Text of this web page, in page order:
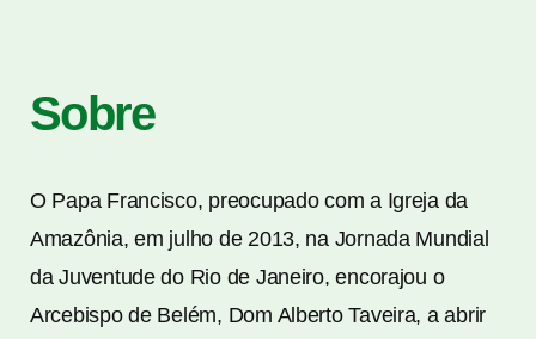
Sobre
O Papa Francisco, preocupado com a Igreja da
Amazônia, em julho de 2013, na Jornada Mundial
da Juventude do Rio de Janeiro, encorajou o
Arcebispo de Belém, Dom Alberto Taveira, a abrir